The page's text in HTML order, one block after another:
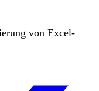
von Excel-